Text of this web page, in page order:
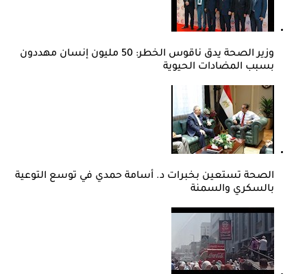
وزير الصحة يدق ناقوس الخطر: 50 مليون إنسان مهددون
بسبب المضادات الحيوية
الصحة تستعين بخبرات د. أسامة حمدي في توسع التوعية
بالسكري والسمنة